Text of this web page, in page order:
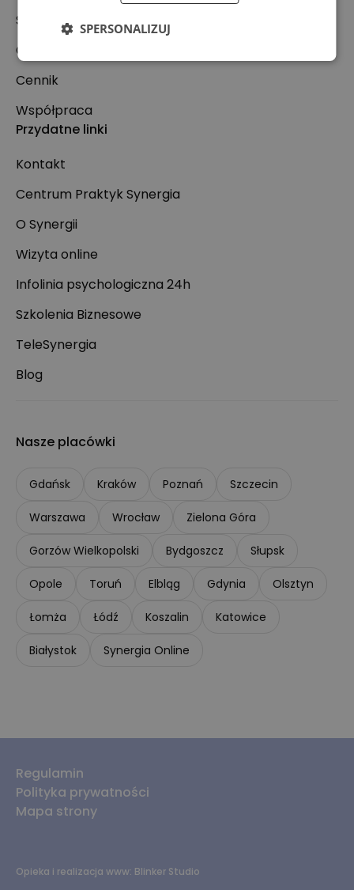
Specjaliści
Co leczymy?
Cennik
Współpraca
Przydatne linki
Kontakt
Centrum Praktyk Synergia
O Synergii
Wizyta online
Infolinia psychologiczna 24h
Szkolenia Biznesowe
TeleSynergia
Blog
Nasze placówki
Gdańsk Kraków Poznań Szczecin
Warszawa Wrocław Zielona Góra
Gorzów Wielkopolski Bydgoszcz Słupsk
Opole Toruń Elbląg Gdynia Olsztyn
Łomża Łódź Koszalin Katowice
Białystok Synergia Online
Regulamin
Polityka prywatności
Mapa strony
Opieka i realizacja www: Blinker Studio
SPERSONALIZUJ